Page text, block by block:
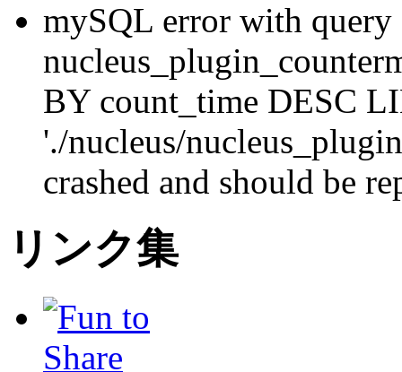
mySQL error with
BY count_time DESC
'./nucleus/
crashed and should be
リンク集